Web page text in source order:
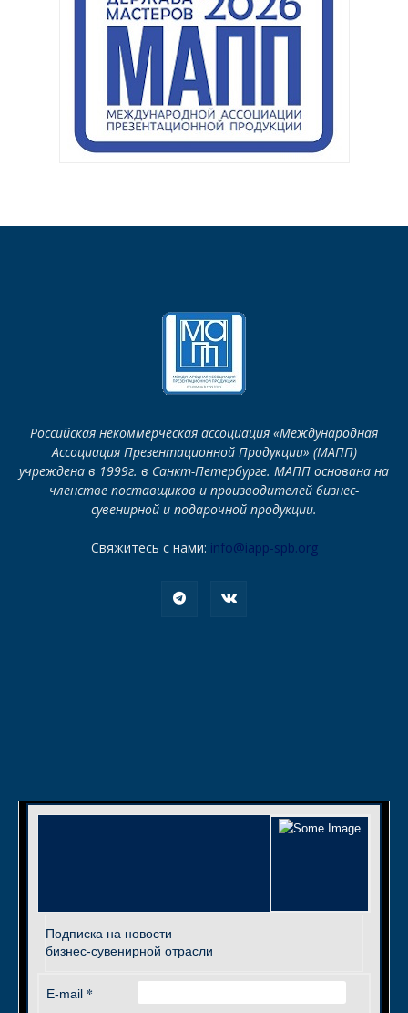
Российская некоммерческая ассоциация «Международная
Ассоциация Презентационной Продукции» (МАПП)
учреждена в 1999г. в Санкт-Петербурге. МАПП основана на
членстве поставщиков и производителей бизнес-
сувенирной и подарочной продукции.
Свяжитесь с нами: info@iapp-spb.org
Подписка на новости
бизнес-сувенирной отрасли
E-mail *